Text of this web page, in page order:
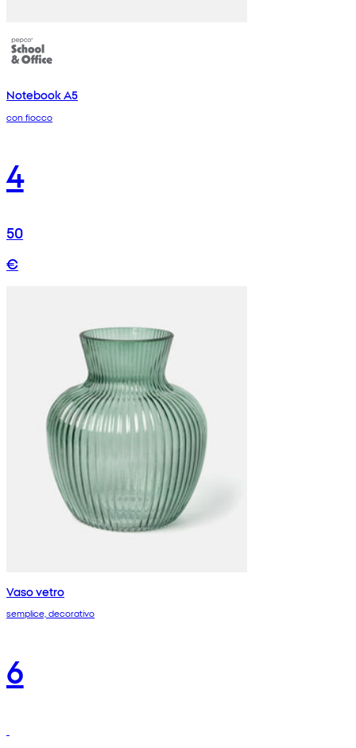
Notebook A5
con fiocco
4
50
€
Vaso vetro
semplice, decorativo
6